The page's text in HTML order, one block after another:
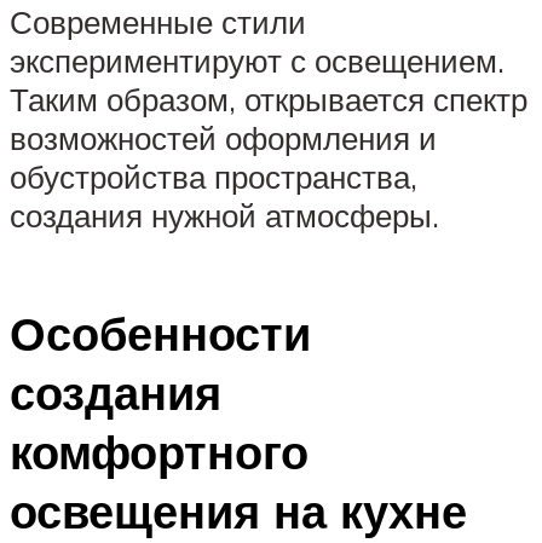
Современные стили
экспериментируют с освещением.
Таким образом, открывается спектр
возможностей оформления и
обустройства пространства,
создания нужной атмосферы.
Особенности
создания
комфортного
освещения на кухне